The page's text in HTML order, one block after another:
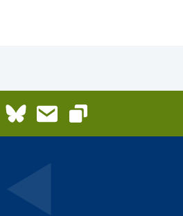
LinkedInBlueskyE-Mail
Link kopieren